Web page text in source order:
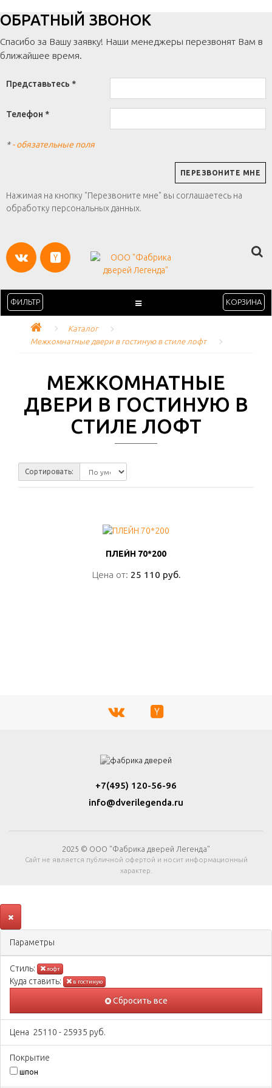
ОБРАТНЫЙ ЗВОНОК
Спасибо за Вашу заявку! Наши менеджеры перезвонят Вам в
ближайшее время.
Представьтесь *
Телефон *
*- обязательные поля
Нажимая на кнопку "Перезвоните мне" вы соглашаетесь на
обработку персональных данных.
ФИЛЬТР КОРЗИНА
Каталог
Межкомнатные двери в гостиную в стиле лофт
МЕЖКОМНАТНЫЕ
ДВЕРИ В ГОСТИНУЮ В
СТИЛЕ ЛОФТ
Сортировать:
ПЛЕЙН 70*200
Цена от: 25 110 руб.
ПЛЕЙН 70*200
Цена от: 25 110 руб.
+7(495) 120-56-96
info@dverilegenda.ru
2025 © ООО "Фабрика дверей Легенда"
Сайт не является публичной офертой и носит информационный
характер.
Параметры
Стиль: лофт
Куда ставить: в гостиную
Сбросить все
Цена 25110 - 25935 руб.
Покрытиe
шпон